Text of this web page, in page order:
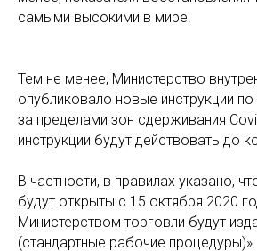
самыми высокими в мире.
Тем не менее, Министерство
опубликовало новые инструкции
за пределами зон сдерживания
инструкции будут действовать до
В частности, в правилах указано,
будут открыты с 15 октября 2020
Министерством торговли будут
(стандартные рабочие процедуры)».